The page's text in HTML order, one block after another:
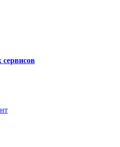
сервисов